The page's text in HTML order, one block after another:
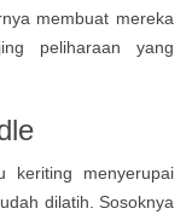
membuat mereka
peliharaan yang
keriting menyerupai
dilatih. Sosoknya